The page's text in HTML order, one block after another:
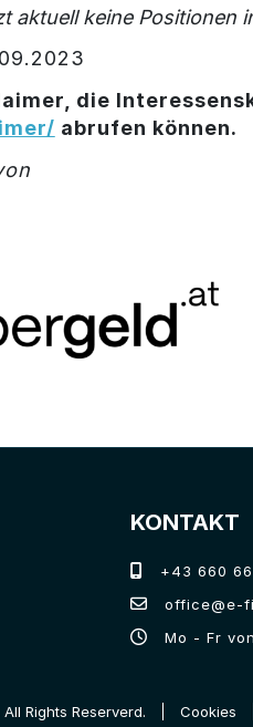
aktuell keine Positionen
die
abrufen können.
KONTAKT
+43 660
office@e-
Mo - Fr
Rights Reserverd. Cookies